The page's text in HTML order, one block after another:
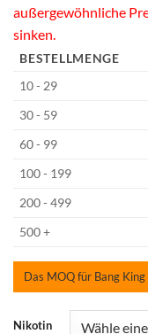
außergewöhnliche
sinken.
BESTELLMENGE
10 - 29
30 - 59
60 - 99
100 - 199
200 - 499
500 +
Das MOQ für Bang
Nikotin